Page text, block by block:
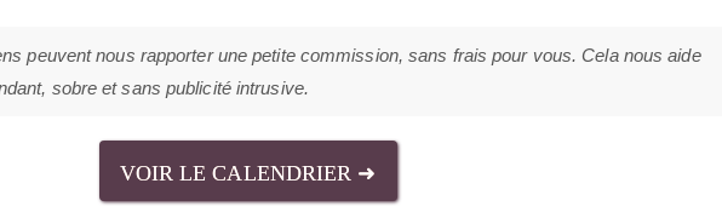
peuvent nous rapporter une petite commission, sans frais pour vous. Cela nous aide
sobre et sans publicité intrusive.
VOIR LE CALENDRIER ➜